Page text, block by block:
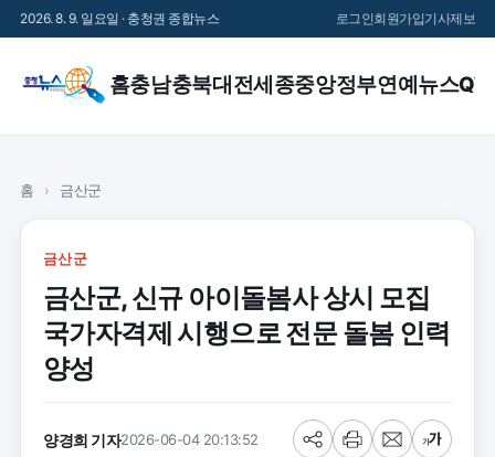
2026. 8. 9. 일요일 · 충청권 종합뉴스 로그인회원가입기사제보
홈충남충북대전세종중앙정부연예 뉴스
홈 › 금산군
금산군
금산군, 신규 아이돌봄사 상시 모집
국가자격제 시행으로 전문 돌봄 인력
양성
양경희 기자2026-06-04 20:13:52
공
프
메
글